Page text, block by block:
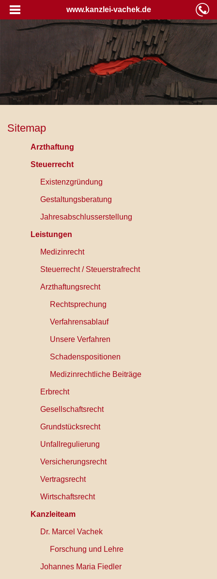
www.kanzlei-vachek.de
Sitemap
Arzthaftung
Steuerrecht
Existenzgründung
Gestaltungsberatung
Jahresabschlusserstellung
Leistungen
Medizinrecht
Steuerrecht / Steuerstrafrecht
Arzthaftungsrecht
Rechtsprechung
Verfahrensablauf
Unsere Verfahren
Schadenspositionen
Medizinrechtliche Beiträge
Erbrecht
Gesellschaftsrecht
Grundstücksrecht
Unfallregulierung
Versicherungsrecht
Vertragsrecht
Wirtschaftsrecht
Kanzleiteam
Dr. Marcel Vachek
Forschung und Lehre
Johannes Maria Fiedler